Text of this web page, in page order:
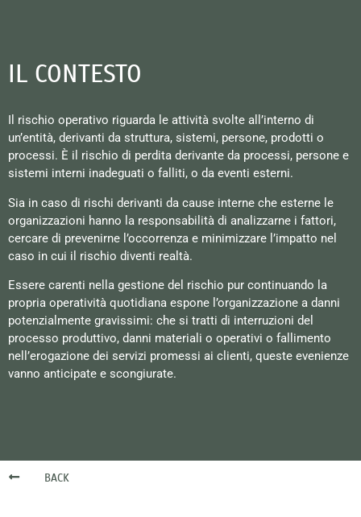
IL CONTESTO
Il rischio operativo riguarda le attività svolte all’interno di
un’entità, derivanti da struttura, sistemi, persone, prodotti o
processi. È il rischio di perdita derivante da processi, persone e
sistemi interni inadeguati o falliti, o da eventi esterni.
Sia in caso di rischi derivanti da cause interne che esterne le
organizzazioni hanno la responsabilità di analizzarne i fattori,
cercare di prevenirne l’occorrenza e minimizzare l’impatto nel
caso in cui il rischio diventi realtà.
Essere carenti nella gestione del rischio pur continuando la
propria operatività quotidiana espone l’organizzazione a danni
potenzialmente gravissimi: che si tratti di interruzioni del
processo produttivo, danni materiali o operativi o fallimento
nell’erogazione dei servizi promessi ai clienti, queste evenienze
vanno anticipate e scongiurate.
BACK